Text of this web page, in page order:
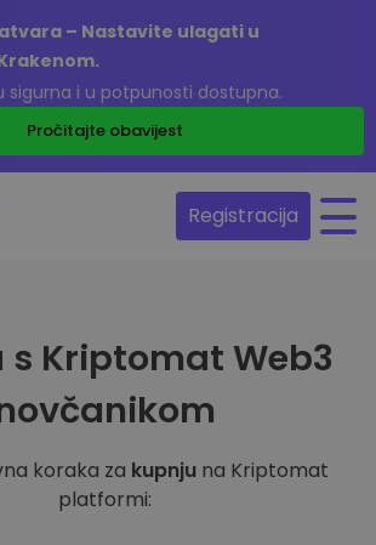
– Nastavite ulagati u
sigurna i u potpunosti dostupna.
Pročitajte obavijest
Registracija
s Kriptomat Web3
koraka za kupnju na Kriptomat
platformi: